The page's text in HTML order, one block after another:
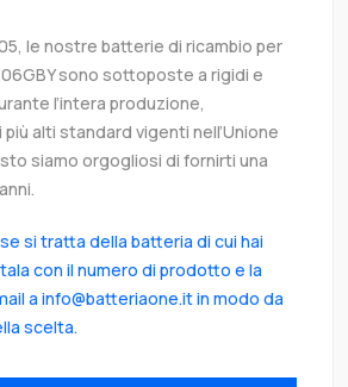
le nostre batterie di ricambio per
sono sottoposte a rigidi e
l’intera produzione,
alti standard vigenti nell’Unione
siamo orgogliosi di fornirti una
si tratta della batteria di cui hai
con il numero di prodotto e la
a info@batteriaone.it in modo da
scelta.